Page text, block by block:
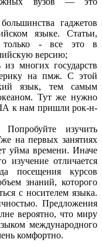
гаджетов
языке. Статьи,
- все это в
версию;
многих государств
на пмж. С этой
язык, тем самым
Тут же нужно
к нам пришли рок-н-
Попробуйте изучить
на первых занятиях
уйма времени. Иначе
изучение отличается
посещения курсов
знаний, которого
с носителем языка.
Предложения
вероятно, что миру
международного
комфортно.